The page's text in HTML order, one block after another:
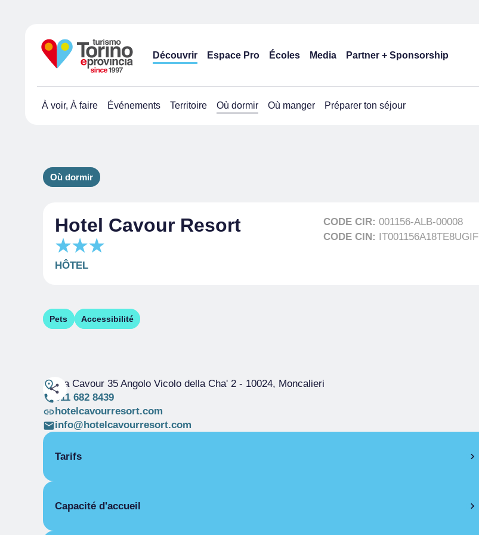
Découvrir Espace Pro Écoles Media Partner + Sponsorship
À voir, À faire Événements Territoire Où dormir Où manger Préparer ton séjour
Où dormir
Hotel Cavour Resort
HÔTEL
CODE CIR: 001156-ALB-00008
CODE CIN: IT001156A18TE8UGIF
Pets Accessibilité
Via Cavour 35 Angolo Vicolo della Cha' 2- 10024, Moncalieri
011 682 8439
hotelcavourresort.com
info@hotelcavourresort.com
Tarifs
Saison unique
Capacité d'accueil